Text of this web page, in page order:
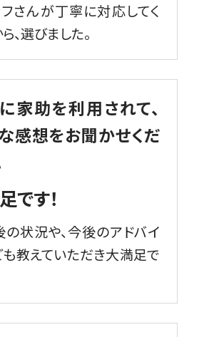
さんが丁寧に対応してく
、選びました。
家助を利用されて、
感想をお聞かせくだ
です！
状況や、今後のアドバイ
教えていただき大満足で